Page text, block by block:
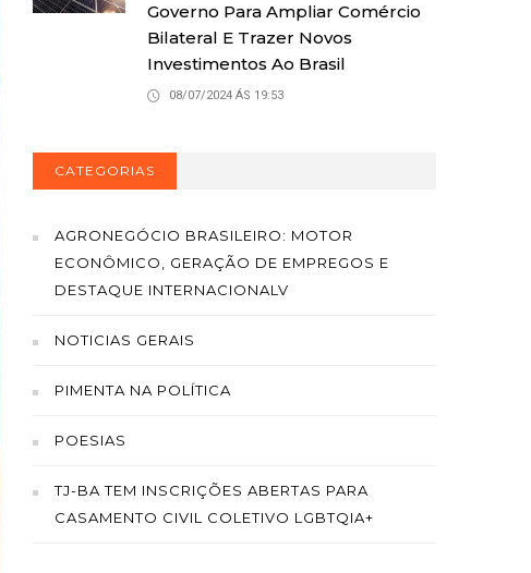
Governo Para Ampliar Comércio
Bilateral E Trazer Novos
Investimentos Ao Brasil
08/07/2024 ÁS 19:53
CATEGORIAS
AGRONEGÓCIO BRASILEIRO: MOTOR
ECONÔMICO, GERAÇÃO DE EMPREGOS E
DESTAQUE INTERNACIONALV
NOTICIAS GERAIS
PIMENTA NA POLÍTICA
POESIAS
TJ-BA TEM INSCRIÇÕES ABERTAS PARA
CASAMENTO CIVIL COLETIVO LGBTQIA+